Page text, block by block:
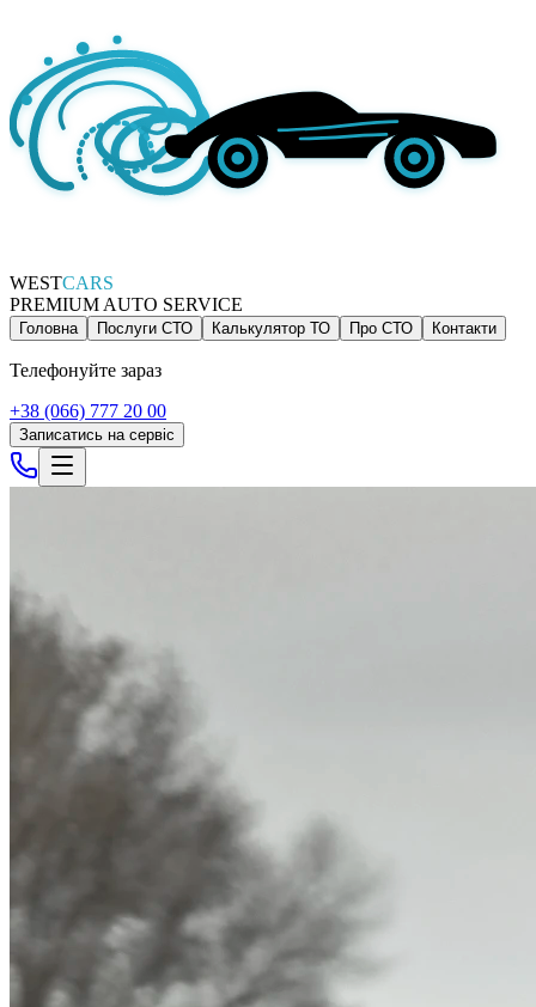
WESTCARS
PREMIUM AUTO SERVICE
Головна Послуги СТО Калькулятор ТО Про СТО Контакти
Телефонуйте зараз
+38 (066) 777 20 00
Записатись на сервіс